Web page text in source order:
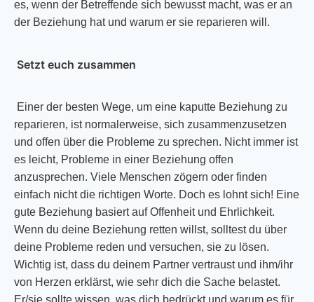
es, wenn der Betreffende sich bewusst macht, was er an
der Beziehung hat und warum er sie reparieren will.
Setzt euch zusammen
Einer der besten Wege, um eine kaputte Beziehung zu
reparieren, ist normalerweise, sich zusammenzusetzen
und offen über die Probleme zu sprechen. Nicht immer ist
es leicht, Probleme in einer Beziehung offen
anzusprechen. Viele Menschen zögern oder finden
einfach nicht die richtigen Worte. Doch es lohnt sich! Eine
gute Beziehung basiert auf Offenheit und Ehrlichkeit.
Wenn du deine Beziehung retten willst, solltest du über
deine Probleme reden und versuchen, sie zu lösen.
Wichtig ist, dass du deinem Partner vertraust und ihm/ihr
von Herzen erklärst, wie sehr dich die Sache belastet.